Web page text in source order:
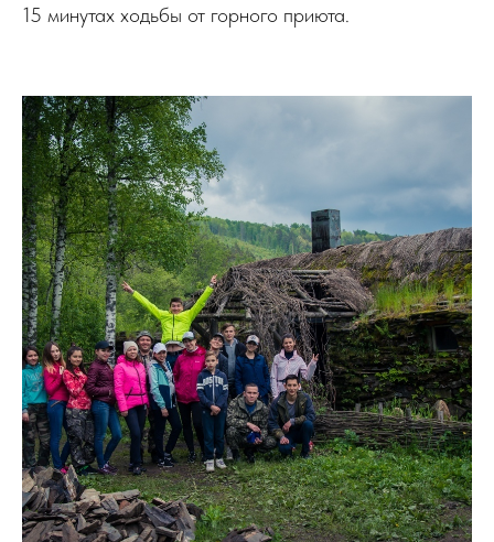
15 минутах ходьбы от горного приюта.